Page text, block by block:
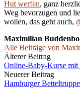
Hut werfen, ganz
Weg bevorzugen und
wollen, das geht auch,
Maximilian
Alle Beiträge von
Beitrags-
Navigation
Älterer Beitrag
Online-Baby-Kurse mit
Neuerer Beitrag
Hamburger